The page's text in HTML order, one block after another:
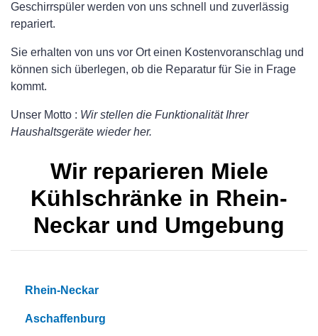
Geschirrspüler werden von uns schnell und zuverlässig
repariert.
Sie erhalten von uns vor Ort einen Kostenvoranschlag und
können sich überlegen, ob die Reparatur für Sie in Frage
kommt.
Unser Motto : Wir stellen die Funktionalität Ihrer
Haushaltsgeräte wieder her.
Wir reparieren Miele
Kühlschränke in Rhein-
Neckar und Umgebung
Rhein-Neckar
Aschaffenburg